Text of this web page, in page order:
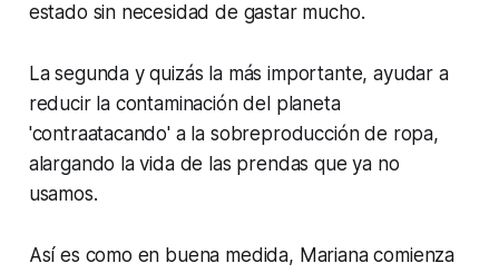
estado sin necesidad de gastar mucho.
La segunda y quizás la más importante, ayudar a
reducir la contaminación del planeta
'contraatacando' a la sobreproducción de ropa,
alargando la vida de las prendas que ya no
usamos.
Así es como en buena medida, Mariana comienza